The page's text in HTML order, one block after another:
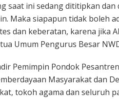
saat ini sedang dititipkan
Maka siapapun tidak boleh
dan keberatan, karena jika
Umum Pengurus Besar
Pemimpin Pondok
Masyarakat dan
tokoh agama dan seluruh